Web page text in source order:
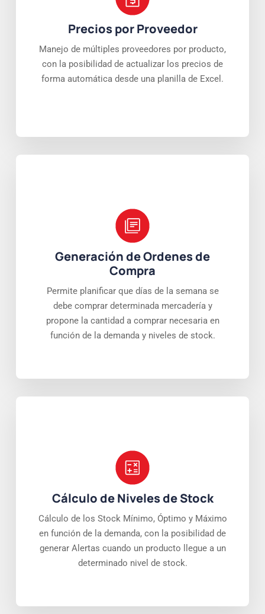
Precios por Proveedor
Manejo de múltiples proveedores por producto,
con la posibilidad de actualizar los precios de
forma automática desde una planilla de Excel.
Generación de Ordenes de
Compra
Permite planificar que días de la semana se
debe comprar determinada mercadería y
propone la cantidad a comprar necesaria en
función de la demanda y niveles de stock.
Cálculo de Niveles de Stock
Cálculo de los Stock Mínimo, Óptimo y Máximo
en función de la demanda, con la posibilidad de
generar Alertas cuando un producto llegue a un
determinado nivel de stock.